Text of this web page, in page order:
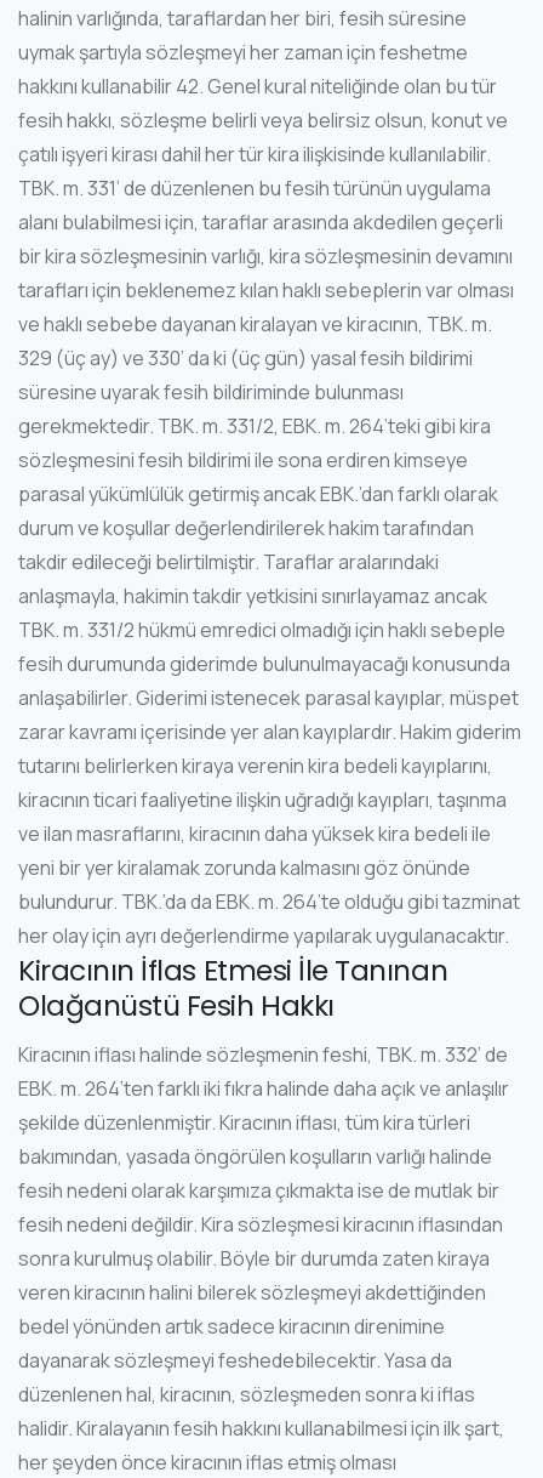
halinin varlığında, taraflardan her biri, fesih süresine
uymak şartıyla sözleşmeyi her zaman için feshetme
hakkını kullanabilir 42. Genel kural niteliğinde olan bu tür
fesih hakkı, sözleşme belirli veya belirsiz olsun, konut ve
çatılı işyeri kirası dahil her tür kira ilişkisinde kullanılabilir.
TBK. m. 331’ de düzenlenen bu fesih türünün uygulama
alanı bulabilmesi için, taraflar arasında akdedilen geçerli
bir kira sözleşmesinin varlığı, kira sözleşmesinin devamını
tarafları için beklenemez kılan haklı sebeplerin var olması
ve haklı sebebe dayanan kiralayan ve kiracının, TBK. m.
329 (üç ay) ve 330’ da ki (üç gün) yasal fesih bildirimi
süresine uyarak fesih bildiriminde bulunması
gerekmektedir. TBK. m. 331/2, EBK. m. 264’teki gibi kira
sözleşmesini fesih bildirimi ile sona erdiren kimseye
parasal yükümlülük getirmiş ancak EBK.’dan farklı olarak
durum ve koşullar değerlendirilerek hakim tarafından
takdir edileceği belirtilmiştir. Taraflar aralarındaki
anlaşmayla, hakimin takdir yetkisini sınırlayamaz ancak
TBK. m. 331/2 hükmü emredici olmadığı için haklı sebeple
fesih durumunda giderimde bulunulmayacağı konusunda
anlaşabilirler. Giderimi istenecek parasal kayıplar, müspet
zarar kavramı içerisinde yer alan kayıplardır. Hakim giderim
tutarını belirlerken kiraya verenin kira bedeli kayıplarını,
kiracının ticari faaliyetine ilişkin uğradığı kayıpları, taşınma
ve ilan masraflarını, kiracının daha yüksek kira bedeli ile
yeni bir yer kiralamak zorunda kalmasını göz önünde
bulundurur. TBK.’da da EBK. m. 264’te olduğu gibi tazminat
her olay için ayrı değerlendirme yapılarak uygulanacaktır.
Kiracının İflas Etmesi İle Tanınan
Olağanüstü Fesih Hakkı
Kiracının iflası halinde sözleşmenin feshi, TBK. m. 332’ de
EBK. m. 264’ten farklı iki fıkra halinde daha açık ve anlaşılır
şekilde düzenlenmiştir. Kiracının iflası, tüm kira türleri
bakımından, yasada öngörülen koşulların varlığı halinde
fesih nedeni olarak karşımıza çıkmakta ise de mutlak bir
fesih nedeni değildir. Kira sözleşmesi kiracının iflasından
sonra kurulmuş olabilir. Böyle bir durumda zaten kiraya
veren kiracının halini bilerek sözleşmeyi akdettiğinden
bedel yönünden artık sadece kiracının direnimine
dayanarak sözleşmeyi feshedebilecektir. Yasa da
düzenlenen hal, kiracının, sözleşmeden sonra ki iflas
halidir. Kiralayanın fesih hakkını kullanabilmesi için ilk şart,
her şeyden önce kiracının iflas etmiş olması